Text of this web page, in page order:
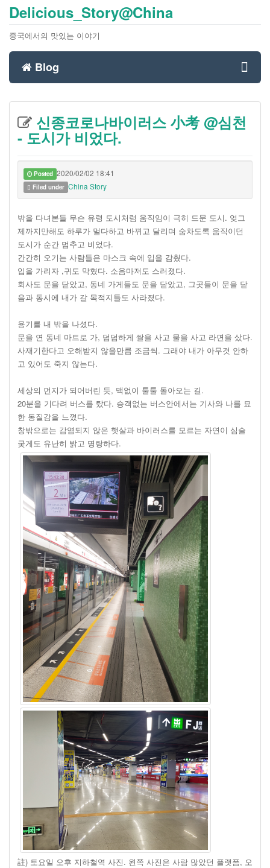
Delicious_Story@China
중국에서의 맛있는 이야기
Blog
신종코로나바이러스 小考 @심천
- 도시가 비었다.
Posted 2020/02/02 18:41
Filed under China Story
밖을 다녀본들 무슨 유령 도시처럼 움직임이 극히 드문 도시. 엊그
제까지만해도 하루가 멀다하고 바뀌고 달리며 숨차도록 움직이던
도시가 순간 멈추고 비었다.
간간히 오기는 사람들은 마스크 속에 입을 감췄다.
입을 가리자 ,귀도 막혔다. 소음마저도 스러졌다.
회사도 문을 닫았고, 동네 가게들도 문을 닫았고, 그곳들이 문을 닫
음과 동시에 내가 갈 목적지들도 사라졌다.
용기를 내 밖을 나셨다.
문을 연 동네 마트로 가, 덤덤하게 쌀을 사고 물을 사고 라면을 샀다.
사재기한다고 오해받지 않을만큼 조금씩. 그래야 내가 아무것 안하
고 있어도 죽지 않는다.
세상의 먼지가 되어버린 듯, 맥없이 툴툴 돌아오는 길.
20분을 기다려 버스를 탔다. 승객없는 버스안에서는 기사와 나를 묘
한 동질감을 느꼈다.
창밖으로는 감염되지 않은 햇살과 바이러스를 모르는 자연이 심술
궂게도 유난히 밝고 명랑하다.
註) 토요일 오후 지하철역 사진. 왼쪽 사진은 사람 많았던 플랫폼, 오